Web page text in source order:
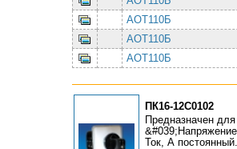
АОТ110Б
АОТ110Б
АОТ110Б
ПК16-12С0102
Предназначен
Ток, А